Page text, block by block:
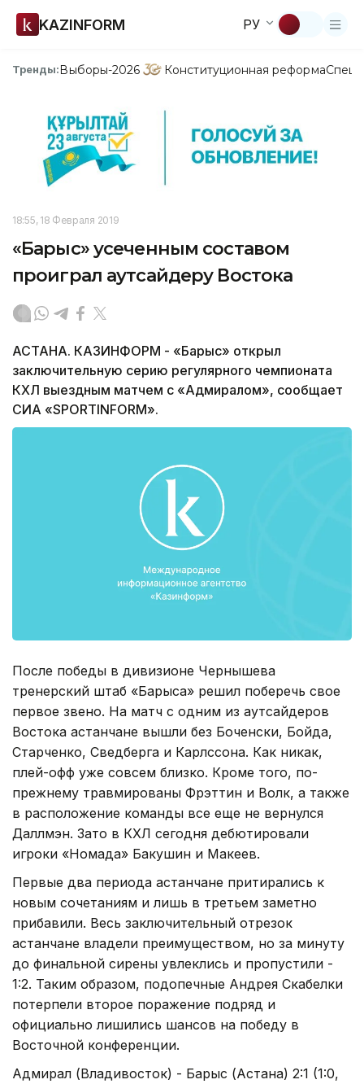
KAZINFORM РУ
Тренды:Выборы-2026 Конституционная реформа
18:55, 18 Февраля 2019
«Барыс» усеченным составом
проиграл аутсайдеру Востока
АСТАНА. КАЗИНФОРМ - «Барыс» открыл
заключительную серию регулярного чемпионата
КХЛ выездным матчем с «Адмиралом», сообщает
СИА «SPORTINFORM».
После победы в дивизионе Чернышева
тренерский штаб «Барыса» решил поберечь свое
первое звено. На матч с одним из аутсайдеров
Востока астанчане вышли без Боченски, Бойда,
Старченко, Сведберга и Карлссона. Как никак,
плей-офф уже совсем близко. Кроме того, по-
прежнему травмированы Фрэттин и Волк, а также
в расположение команды все еще не вернулся
Даллмэн. Зато в КХЛ сегодня дебютировали
игроки «Номада» Бакушин и Макеев.
Первые два периода астанчане притирались к
новым сочетаниям и лишь в третьем заметно
прибавили. Весь заключительный отрезок
астанчане владели преимуществом, но за минуту
до финальной сирены увлеклись и пропустили -
1:2. Таким образом, подопечные Андрея Скабелки
потерпели второе поражение подряд и
официально лишились шансов на победу в
Восточной конференции.
Адмирал (Владивосток) - Барыс (Астана) 2:1 (1:0,